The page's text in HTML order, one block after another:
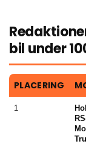
bil under
PLACERING
1